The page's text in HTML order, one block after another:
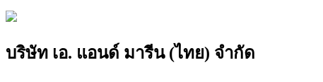
บริษัท เอ. แอนด์ มารีน (ไทย) จำกัด